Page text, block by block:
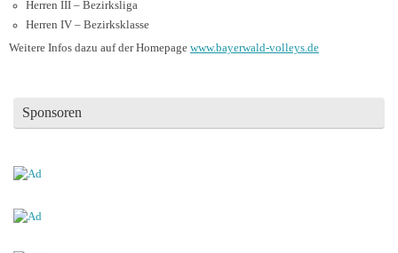
Herren III – Bezirksliga
Herren IV – Bezirksklasse
Weitere Infos dazu auf der Homepage www.bayerwald-volleys.de
Sponsoren